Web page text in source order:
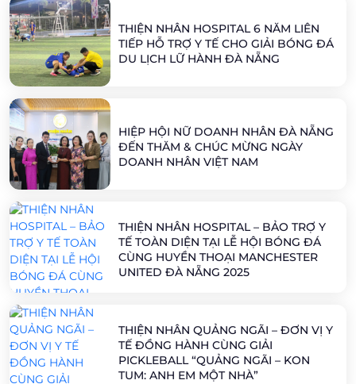
THIỆN NHÂN HOSPITAL 6 NĂM LIÊN
TIẾP HỖ TRỢ Y TẾ CHO GIẢI BÓNG ĐÁ
DU LỊCH LỮ HÀNH ĐÀ NẴNG
HIỆP HỘI NỮ DOANH NHÂN ĐÀ NẴNG
ĐẾN THĂM & CHÚC MỪNG NGÀY
DOANH NHÂN VIỆT NAM
THIỆN NHÂN HOSPITAL – BẢO TRỢ Y
TẾ TOÀN DIỆN TẠI LỄ HỘI BÓNG ĐÁ
CÙNG HUYỀN THOẠI MANCHESTER
UNITED ĐÀ NẴNG 2025
THIỆN NHÂN QUẢNG NGÃI – ĐƠN VỊ Y
TẾ ĐỒNG HÀNH CÙNG GIẢI
PICKLEBALL “QUẢNG NGÃI – KON
TUM: ANH EM MỘT NHÀ”